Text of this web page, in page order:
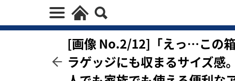
[画像 No.2/12]「えっ…この
ラゲッジにも収まるサイズ感